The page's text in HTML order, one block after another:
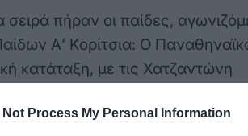
Not Process My Personal Information
πήραν οι παίδες,
Α’ Κορίτσια: Ο
κατάταξη, με τις Χατζαντώνη